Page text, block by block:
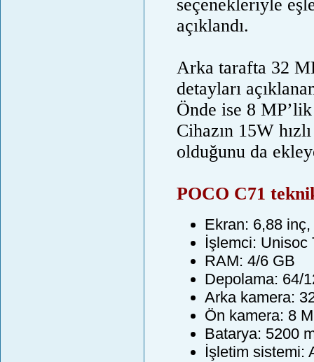
seçenekleriyle
açıklandı.
Arka tarafta 32
detayları
Önde ise 8
Cihazın 15W
olduğunu da
POCO C71
Ekran: 6,88
İşlemci: Unisoc
RAM: 4/6 GB
Depolama: 64/
Arka kamera:
Ön kamera: 8
Batarya: 5200
İşletim sistemi: